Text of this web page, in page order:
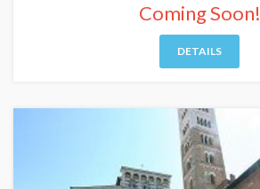
Coming Soon!
DETAILS